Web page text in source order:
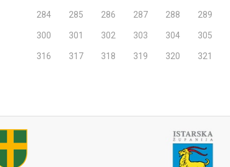
284 285 286 287 288 289
300 301 302 303 304 305
316 317 318 319 320 321